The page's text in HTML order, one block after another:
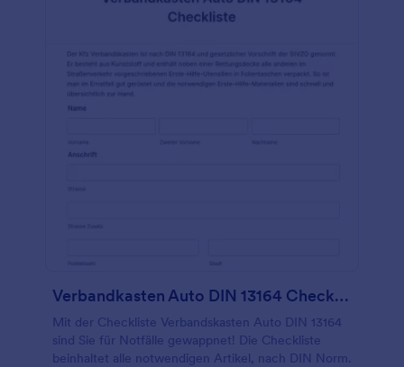
Verbandkasten Auto DIN 13164 Checkliste
Mit der Checkliste Verbandskasten Auto DIN 13164
sind Sie für Notfälle gewappnet! Die Checkliste
beinhaltet alle notwendigen Artikel, nach DIN Norm.